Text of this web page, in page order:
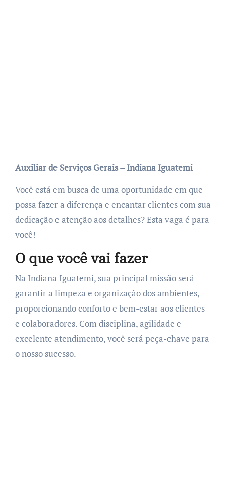
Auxiliar de Serviços Gerais – Indiana Iguatemi
Você está em busca de uma oportunidade em que
possa fazer a diferença e encantar clientes com sua
dedicação e atenção aos detalhes? Esta vaga é para
você!
O que você vai fazer
Na Indiana Iguatemi, sua principal missão será
garantir a limpeza e organização dos ambientes,
proporcionando conforto e bem-estar aos clientes
e colaboradores. Com disciplina, agilidade e
excelente atendimento, você será peça-chave para
o nosso sucesso.